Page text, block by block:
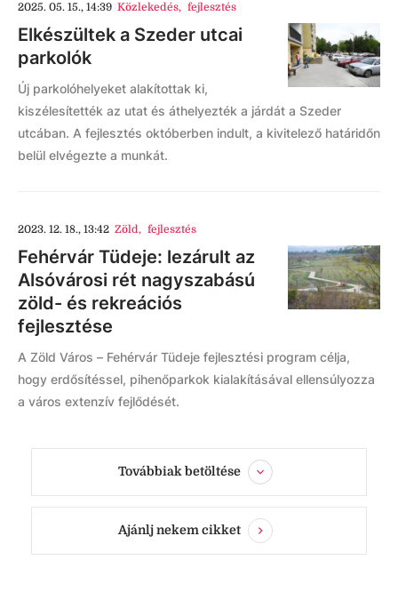
2025. 05. 15., 14:39 Közlekedés, fejlesztés
Elkészültek a Szeder utcai
parkolók
Új parkolóhelyeket alakítottak ki,
kiszélesítették az utat és áthelyezték a járdát a Szeder
utcában. A fejlesztés októberben indult, a kivitelező határidőn
belül elvégezte a munkát.
2023. 12. 18., 13:42 Zöld, fejlesztés
Fehérvár Tüdeje: lezárult az
Alsóvárosi rét nagyszabású
zöld- és rekreációs
fejlesztése
A Zöld Város – Fehérvár Tüdeje fejlesztési program célja,
hogy erdősítéssel, pihenőparkok kialakításával ellensúlyozza
a város extenzív fejlődését.
Továbbiak betöltése
Ajánlj nekem cikket